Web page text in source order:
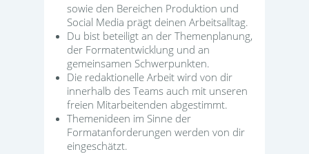
sowie den Bereichen Produktion und
Social Media prägt deinen Arbeitsalltag.
Du bist beteiligt an der Themenplanung,
der Formatentwicklung und an
gemeinsamen Schwerpunkten.
Die redaktionelle Arbeit wird von dir
innerhalb des Teams auch mit unseren
freien Mitarbeitenden abgestimmt.
Themenideen im Sinne der
Formatanforderungen werden von dir
eingeschätzt.